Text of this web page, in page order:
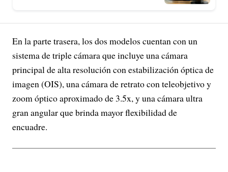
En la parte trasera, los dos modelos cuentan con un
sistema de triple cámara que incluye una cámara
principal de alta resolución con estabilización óptica de
imagen (OIS), una cámara de retrato con teleobjetivo y
zoom óptico aproximado de 3.5x, y una cámara ultra
gran angular que brinda mayor flexibilidad de
encuadre.